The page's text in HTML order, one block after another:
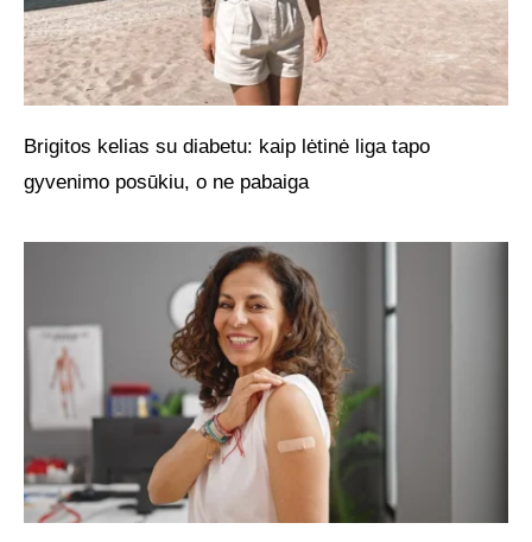
Brigitos kelias su diabetu: kaip lėtinė liga tapo
gyvenimo posūkiu, o ne pabaiga